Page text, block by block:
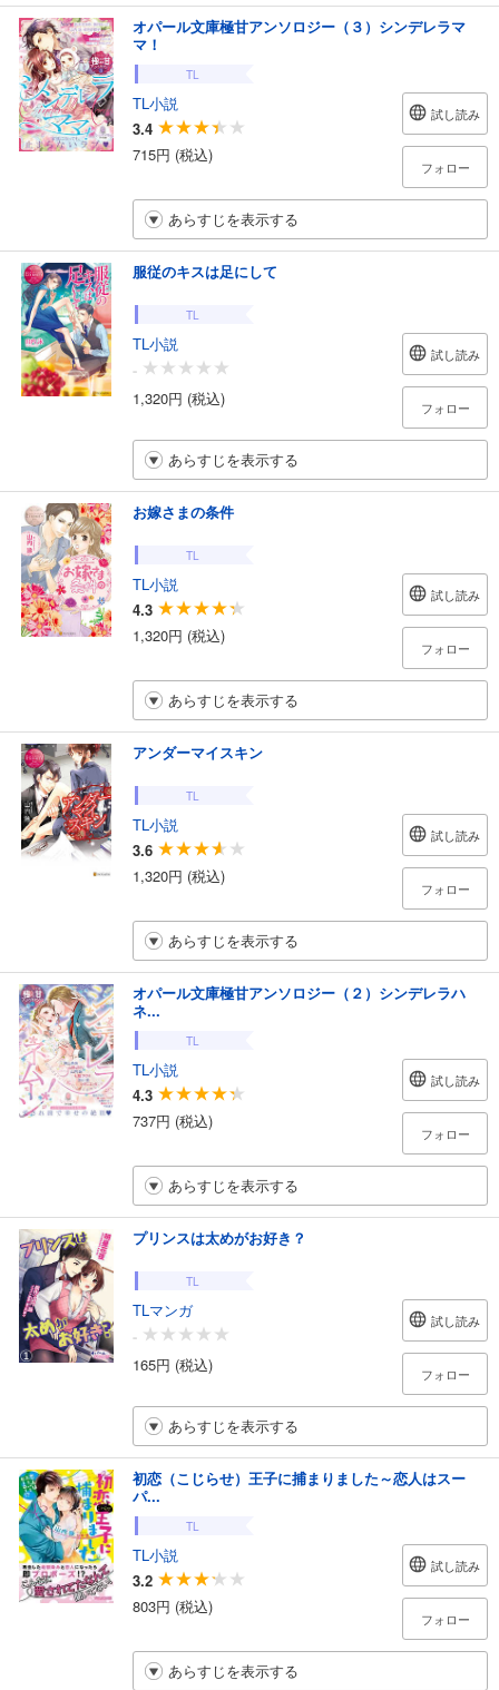
オパール文庫極甘アンソロジー（３）シンデレラマ
マ！
TL
TL小説
3.4
715円 (税込)
試し読み
フォロー
あらすじを表示する
服従のキスは足にして
TL
TL小説
-
1,320円 (税込)
試し読み
フォロー
あらすじを表示する
お嫁さまの条件
TL
TL小説
4.3
1,320円 (税込)
試し読み
フォロー
あらすじを表示する
アンダーマイスキン
TL
TL小説
3.6
1,320円 (税込)
試し読み
フォロー
あらすじを表示する
オパール文庫極甘アンソロジー（２）シンデレラハ
ネ...
TL
TL小説
4.3
737円 (税込)
試し読み
フォロー
あらすじを表示する
プリンスは太めがお好き？
TL
TLマンガ
-
165円 (税込)
試し読み
フォロー
あらすじを表示する
初恋（こじらせ）王子に捕まりました～恋人はスー
パ...
TL
TL小説
3.2
803円 (税込)
試し読み
フォロー
あらすじを表示する